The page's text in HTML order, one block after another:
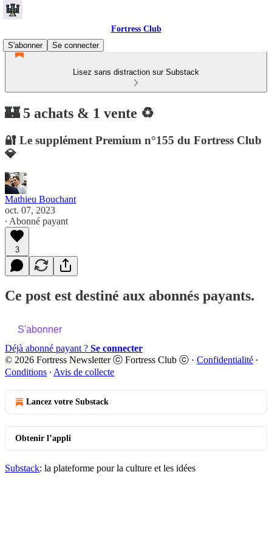
Fortress Club
S'abonner
Se connecter
Lisez sans distraction sur Substack
🏰 5 achats & 1 vente ♻️
🔐 Le supplément Premium n°155 du Fortress Club
💎
Mathieu Bouchant
oct. 07, 2023
∙ Abonné payant
3
Ce post est destiné aux abonnés payants.
S'abonner
Déjà abonné payant ? Se connecter
© 2026 Fortress Newsletter ⓒ Fortress Club ⓒ · Confidentialité ∙
Conditions ∙ Avis de collecte
Lancez votre Substack
Obtenir l’appli
Substack: la plateforme pour la culture et les idées